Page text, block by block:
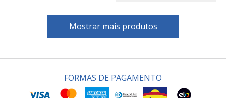
Mostrar mais produtos
FORMAS DE PAGAMENTO